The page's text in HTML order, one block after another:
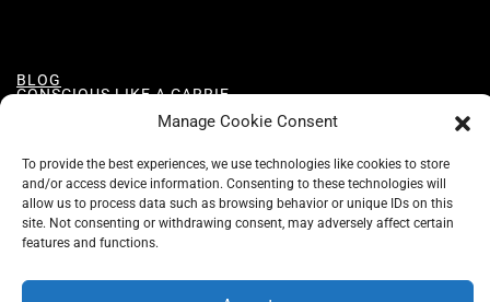
Manage Cookie Consent
To provide the best experiences, we use technologies like cookies to store
and/or access device information. Consenting to these technologies will
allow us to process data such as browsing behavior or unique IDs on this
site. Not consenting or withdrawing consent, may adversely affect certain
features and functions.
BLOG
CONSCIOUS LIKE A CARRIE
All rights reserved @carrieforshoes